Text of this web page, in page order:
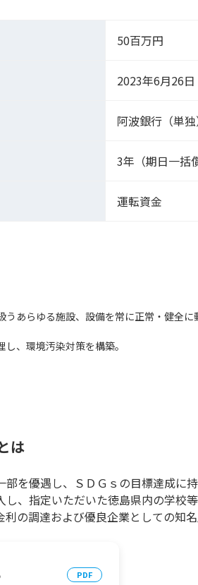
50百万円
2023年6月26日
阿波銀行（単独
3年（期日一括
運転資金
うあらゆる施設、設備を常に正常・健全
、環境汚染対策を構築。
は
を優遇し、ＳＤＧｓの目標達成に
し、指定いただいた徳島県内の学校
の調達および優良企業としての知